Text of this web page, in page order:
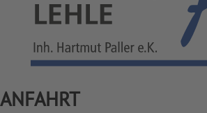
ANFAHRT